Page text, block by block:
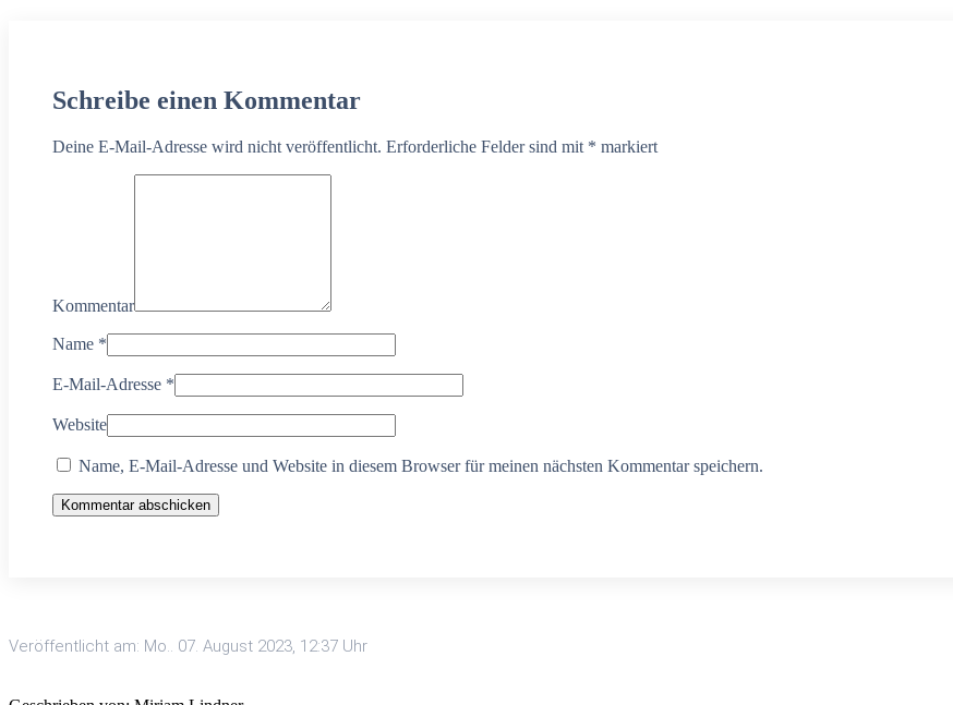
Schreibe einen Kommentar
Deine E-Mail-Adresse wird nicht veröffentlicht. Erforderliche Felder sind mit * markiert
Kommentar
Name *
E-Mail-Adresse *
Website
Name, E-Mail-Adresse und Website in diesem Browser für meinen nächsten Kommentar speichern.
Kommentar abschicken
Veröffentlicht am: Mo.. 07. August 2023, 12:37 Uhr